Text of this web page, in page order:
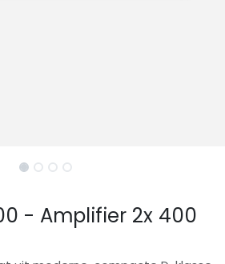
- Amplifier 2x 400